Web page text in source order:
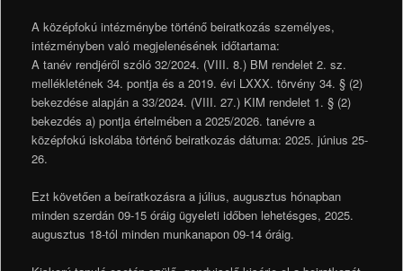
A középfokú intézménybe történő beiratkozás személyes,
intézményben való megjelenésének időtartama:
A tanév rendjéről szóló 32/2024. (VIII. 8.) BM rendelet 2. sz.
mellékletének 34. pontja és a 2019. évi LXXX. törvény 34. § (2)
bekezdése alapján a 33/2024. (VIII. 27.) KIM rendelet 1. § (2)
bekezdés a) pontja értelmében a 2025/2026. tanévre a
középfokú iskolába történő beiratkozás dátuma: 2025. június 25-
26.
Ezt követően a beíratkozásra a július, augusztus hónapban
minden szerdán 09-15 óráig ügyeleti időben lehetésges, 2025.
augusztus 18-tól minden munkanapon 09-14 óráig.